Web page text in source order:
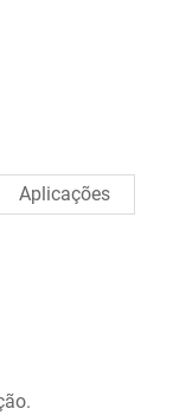
Aplicações